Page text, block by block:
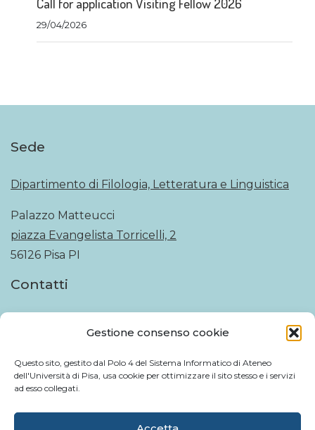
Gestione consenso cookie
Questo sito, gestito dal Polo 4 del Sistema Informatico di Ateneo
dell'Università di Pisa, usa cookie per ottimizzare il sito stesso e i servizi
ad esso collegati.
29/04/2026
Sede
Dipartimento di Filologia, Letteratura e Linguistica
Palazzo Matteucci
piazza Evangelista Torricelli, 2
56126 Pisa PI
Contatti
Reti sociali